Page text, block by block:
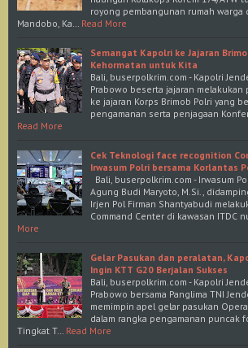
royong pembangunan rumah warga
Mandobo, Ka… Read More
Semangat Kapolri ke Jajaran
Kehormatan untuk Kita
Bali, buserpolkrim.com - Kapolri
Prabowo beserta jajaran
ke jajaran Korps Brimob Polri yang
pengamanan serta penjagaan
Read More
Cek Teknologi face recognition
Irwasum Polri bersama Korlantas
Bali, buserpolkrim.com - Irwasum
Agung Budi Maryoto, M.Si.,
Irjen Pol Firman Shantyabudi
Command Center di kawasan ITDC
More
Gelar Pasukan dan peralatan,
Ingin KTT G20 Berjalan Sukses
Bali, buserpolkrim.com - Kapolri
Prabowo bersama Panglima TNI
memimpin apel gelar pasukan
dalam rangka pengamanan puncak
Tingkat T… Read More